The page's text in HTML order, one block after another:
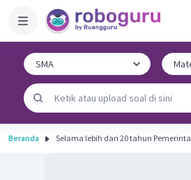
Beranda Selama lebih dari 20 tahun